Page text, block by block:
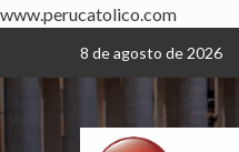
www.perucatolico.com
content
8 de agosto de 2026